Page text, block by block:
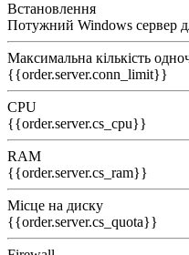
Встановлення
Потужний Windows сервер
Максимальна кількість
{{order.server.conn_limit}}
CPU
{{order.server.cs_cpu}}
RAM
{{order.server.cs_ram}}
Місце на диску
{{order.server.cs_quota}}